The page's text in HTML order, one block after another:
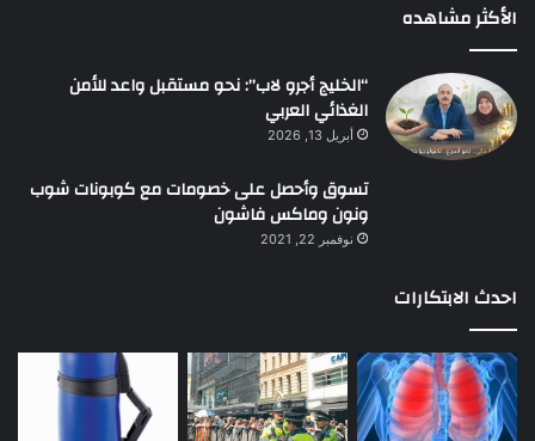
الأكثر مشاهده
“الخليج أجرو لاب”: نحو مستقبل واعد للأمن
الغذائي العربي
أبريل 13, 2026
تسوق وأحصل على خصومات مع كوبونات شوب
ونون وماكس فاشون
نوفمبر 22, 2021
احدث الابتكارات